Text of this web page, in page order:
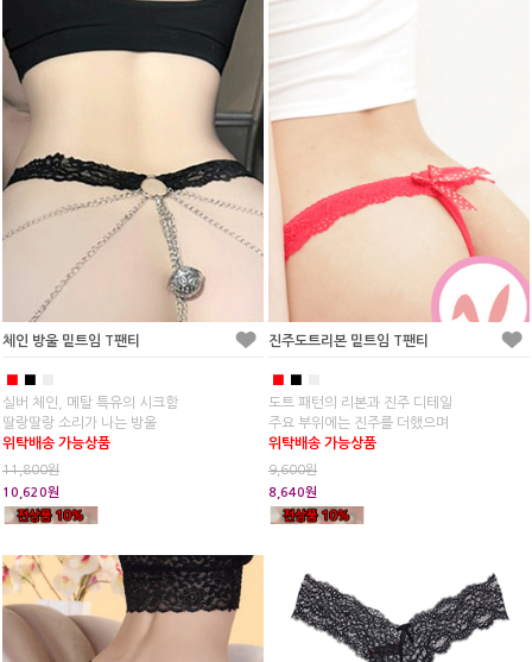
체인 방울 밑트임 T팬티
■ ■
실버 체인, 메탈 특유의 시크함
딸랑딸랑 소리가 나는 방울
위탁배송 가능상품
11,800원
10,620원
진주도트리본 밑트임 T팬티
■ ■
도트 패턴의 리본과 진주 디테일
주요 부위에는 진주를 더했으며
위탁배송 가능상품
9,600원
8,640원